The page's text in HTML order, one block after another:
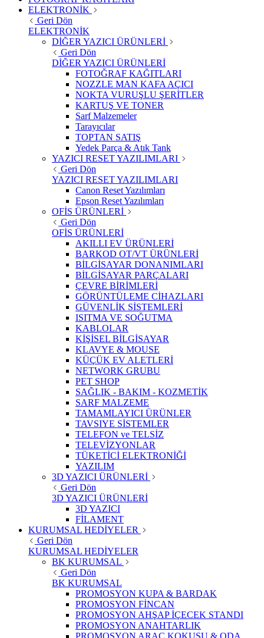
ELEKTRONİK
Geri Dön
ELEKTRONİK
DİĞER YAZICI ÜRÜNLERİ
Geri Dön
DİĞER YAZICI ÜRÜNLERİ
FOTOĞRAF KAĞITLARI
NOZZLE MAN KAFA AÇICI
NOKTA VURUŞLU ŞERİTLER
KARTUŞ VE TONER
Sarf Malzemeler
Tarayıcılar
TOPTAN SATIŞ
Yedek Parça & Atık Tank
YAZICI RESET YAZILIMLARI
Geri Dön
YAZICI RESET YAZILIMLARI
Canon Reset Yazılımları
Epson Reset Yazılımları
OFİS ÜRÜNLERİ
Geri Dön
OFİS ÜRÜNLERİ
AKILLI EV ÜRÜNLERİ
BARKOD OT/VT ÜRÜNLERİ
BİLGİSAYAR DONANIMLARI
BİLGİSAYAR PARÇALARI
ÇEVRE BİRİMLERİ
GÖRÜNTÜLEME CİHAZLARI
GÜVENLİK SİSTEMLERİ
ISITMA VE SOĞUTMA
KABLOLAR
KİŞİSEL BİLGİSAYAR
KLAVYE & MOUSE
KÜÇÜK EV ALETLERİ
NETWORK GRUBU
PET SHOP
SAĞLIK - BAKIM - KOZMETİK
SARF MALZEME
TAMAMLAYICI ÜRÜNLER
TAVSIYE SİSTEMLER
TELEFON ve TELSİZ
TELEVİZYONLAR
TÜKETİCİ ELEKTRONİĞİ
YAZILIM
3D YAZICI ÜRÜNLERİ
Geri Dön
3D YAZICI ÜRÜNLERİ
3D YAZICI
FİLAMENT
KURUMSAL HEDİYELER
Geri Dön
KURUMSAL HEDİYELER
BK KURUMSAL
Geri Dön
BK KURUMSAL
PROMOSYON KUPA & BARDAK
PROMOSYON FİNCAN
PROMOSYON AHŞAP İÇECEK STANDI
PROMOSYON ANAHTARLIK